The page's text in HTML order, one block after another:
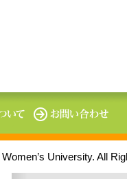
University. All